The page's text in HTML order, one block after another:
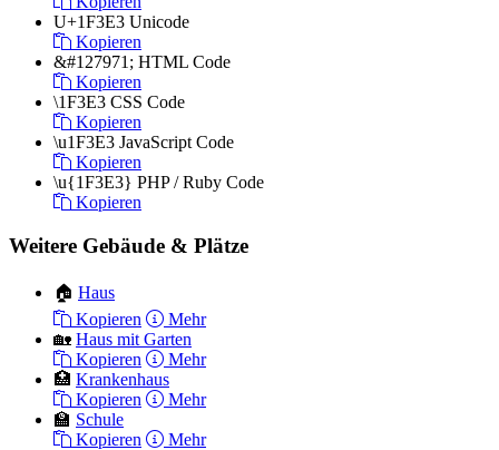
U+1F3E3 Unicode
Kopieren
&#127971; HTML Code
Kopieren
\1F3E3 CSS Code
Kopieren
\u1F3E3 JavaScript Code
Kopieren
\u{1F3E3} PHP / Ruby Code
Kopieren
Weitere Gebäude & Plätze
🏠 Haus
Kopieren
Mehr
🏡 Haus mit Garten
Kopieren
Mehr
🏥 Krankenhaus
Kopieren
Mehr
🏫 Schule
Kopieren
Mehr